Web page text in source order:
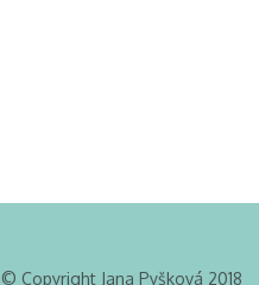
© Copyright Jana Pyšková 2018